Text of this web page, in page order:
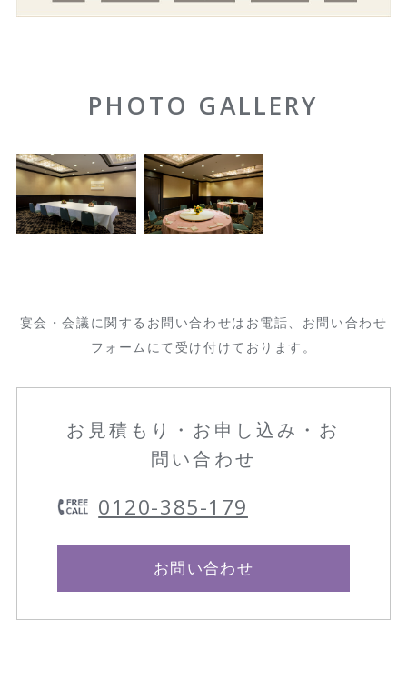
PHOTO GALLERY
宴会・会議に関するお問い合わせはお電話、お問い合わせ
フォームにて受け付けております。
お見積もり・お申し込み・お
問い合わせ
0120-385-179
お問い合わせ